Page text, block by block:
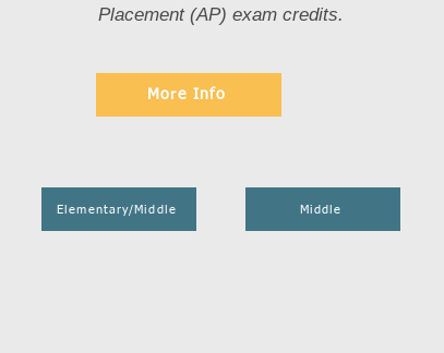
Placement (AP) exam credits.
More Info
Elementary/Middle Middle